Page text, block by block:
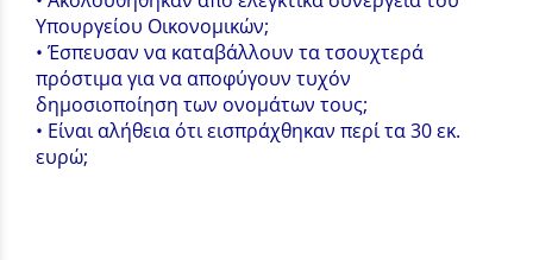
Υπουργείου Οικονομικών;
• Έσπευσαν να καταβάλλουν τα τσουχτερά
πρόστιμα για να αποφύγουν τυχόν
δημοσιοποίηση των ονομάτων τους;
• Είναι αλήθεια ότι εισπράχθηκαν περί τα 30 εκ.
ευρώ;